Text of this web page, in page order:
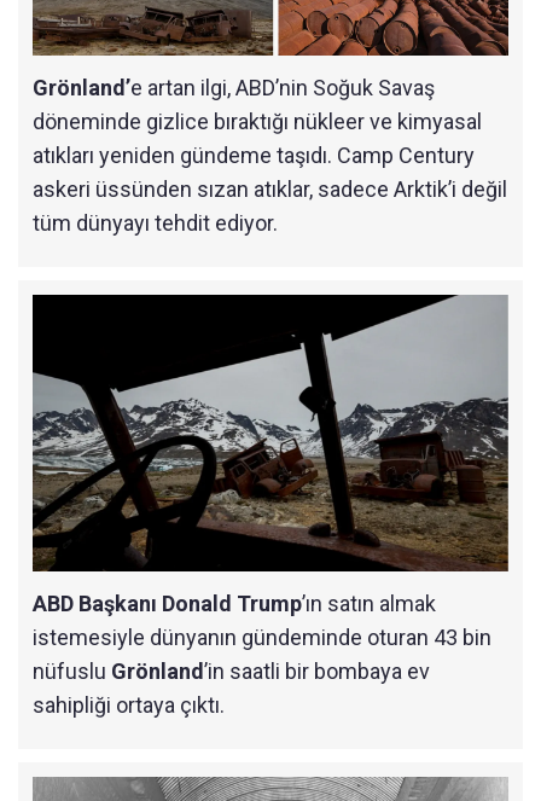
Grönland’e artan ilgi, ABD’nin Soğuk Savaş
döneminde gizlice bıraktığı nükleer ve kimyasal
atıkları yeniden gündeme taşıdı. Camp Century
askeri üssünden sızan atıklar, sadece Arktik’i değil
tüm dünyayı tehdit ediyor.
ABD Başkanı Donald Trump’ın satın almak
istemesiyle dünyanın gündeminde oturan 43 bin
nüfuslu Grönland’in saatli bir bombaya ev
sahipliği ortaya çıktı.